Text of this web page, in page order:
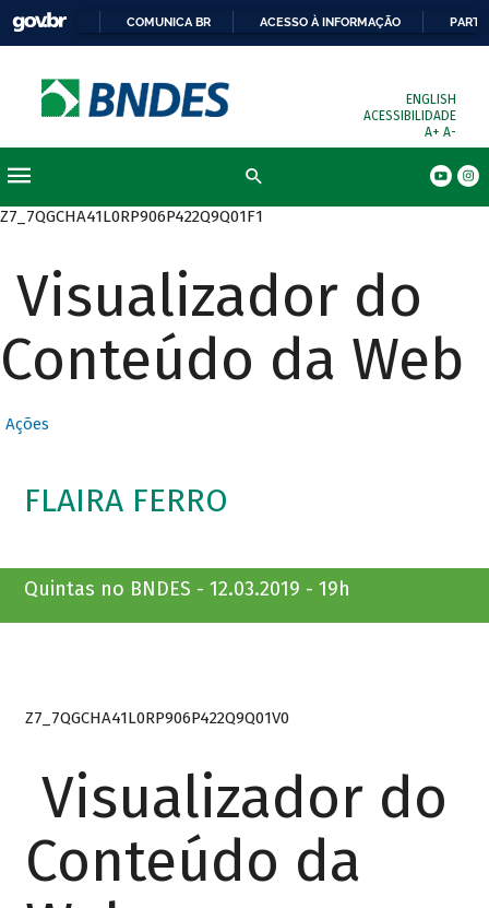
COMUNICA BR ACESSO À INFORMAÇÃO
ENGLISH
ACESSIBILIDADE
A+ A-
Z7_7QGCHA41L0RP906P422Q9Q01F1
Visualizador do
Conteúdo da Web
Ações
FLAIRA FERRO
Quintas no BNDES - 12.03.2019 - 19h
Z7_7QGCHA41L0RP906P422Q9Q01V0
Visualizador do
Conteúdo da